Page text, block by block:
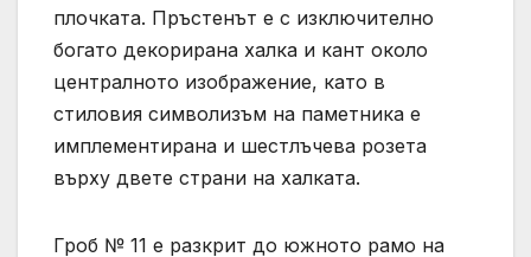
плочката. Пръстенът е с изключително
богато декорирана халка и кант около
централното изображение, като в
стиловия символизъм на паметника е
имплементирана и шестлъчева розета
върху двете страни на халката.
Гроб № 11 е разкрит до южното рамо на